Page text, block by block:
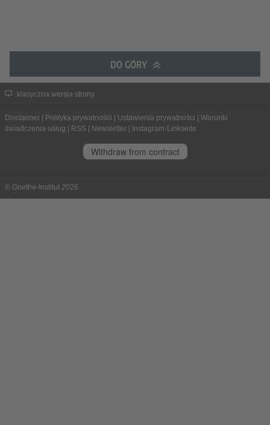
DO GÓRY
klasyczna wersja strony
Disclaimer Polityka prywatności Ustawienia prywatności
Warunki
świadczenia usług
RSS Newsletter Instagram-Linkseite
Withdraw from contract
© Goethe-Institut 2026